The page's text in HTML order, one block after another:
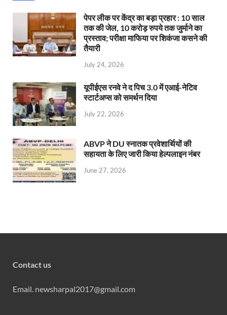
पेपर लीक पर केंद्र का बड़ा प्रहार : 10 साल
तक की जेल, 10 करोड़ रुपये तक जुर्माने का
प्रस्ताव; परीक्षा माफिया पर शिकंजा कसने की
तैयारी
July 24, 2026
यूपीईएस रनवे ने द पिच 3.0 में एआई-नेटिव
स्टार्टअप्स को समर्थन दिया
July 22, 2026
ABVP ने DU स्नातक प्रवेशार्थियों की
सहायता के लिए जारी किया हेल्पलाइन नंबर
June 27, 2026
Contact us
Email. newsharpal2017@gmail.com